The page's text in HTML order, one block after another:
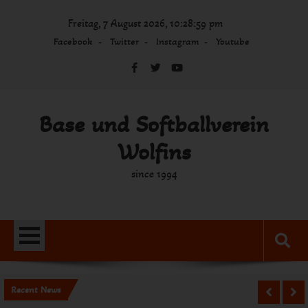
Freitag, 7 August 2026, 10:28:59 pm
Facebook Twitter Instagram Youtube
Base und Softballverein
Wolfins
since 1994
Recent News